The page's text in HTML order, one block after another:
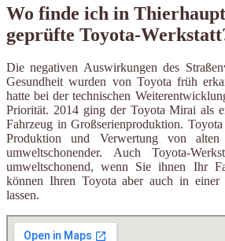
Wo finde ich in
geprüfte Toyota-
Die negativen Auswirkungen des
Gesundheit wurden von Toyota früh
hatte bei der technischen
Priorität. 2014 ging der Toyota Mirai als
Fahrzeug in Großserienproduktion.
Produktion und Verwertung von
umweltschonender. Auch Toyota-
umweltschonend, wenn Sie ihnen Ihr
können Ihren Toyota aber auch in einer
lassen.